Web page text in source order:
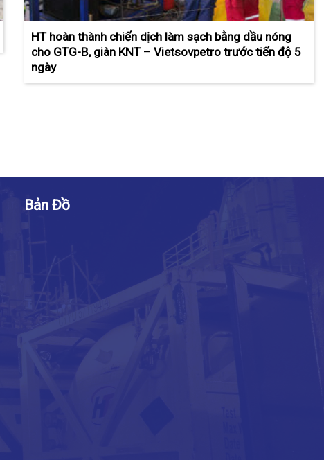
HT hoàn thành chiến dịch làm sạch bằng dầu nóng
cho GTG-B, giàn KNT – Vietsovpetro trước tiến độ 5
ngày
Bản Đồ